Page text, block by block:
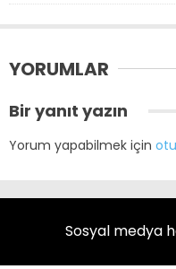
YORUMLAR
Bir yanıt yazın
Yorum yapabilmek için
Sosyal medya